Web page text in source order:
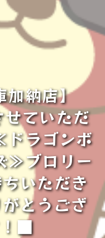
加納店】
ていただ
ラゴンボ
≫ブロリー
いただき
とうござ
！■